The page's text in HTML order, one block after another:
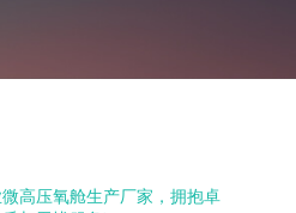
高压氧舱生产厂家，拥抱卓